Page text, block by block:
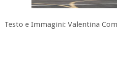
Testo e Immagini: Valentina